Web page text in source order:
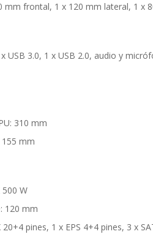
mm frontal, 1 x 120 mm lateral, 1 x
USB 3.0, 1 x USB 2.0, audio y
310 mm
155 mm
500 W
120 mm
pines, 1 x EPS 4+4 pines, 3 x